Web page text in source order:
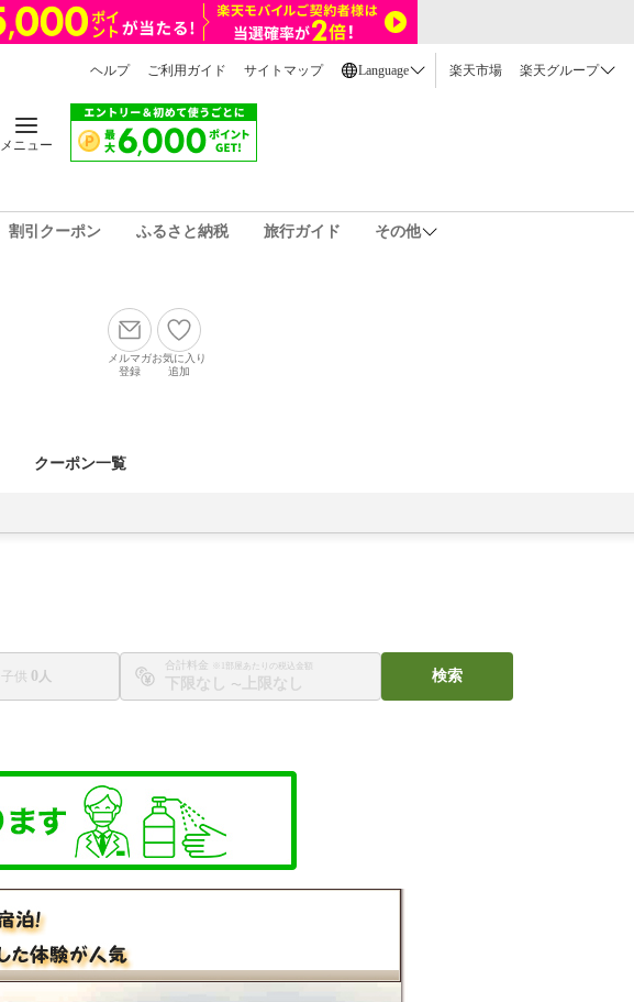
ヘルプ ご利用ガイド サイトマップ Language 楽天市場 楽天グループ
メニュー
割引クーポン ふるさと納税 旅行ガイド その他
メルマガ
登録
お気に入り
追加
クーポン一覧
子供 0
合計料金 ※1部屋あたりの税込金額
〜
検索